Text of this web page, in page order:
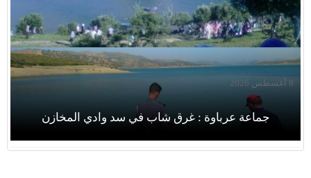
جماعة عرباوة : غرق شاب في سد وادي المخازن
8 أغسطس 2026